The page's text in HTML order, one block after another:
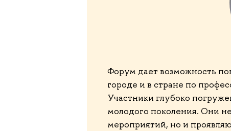
Форум дает возможность
городе и в стране по
Участники глубоко
молодого поколения. Они
мероприятий, но и